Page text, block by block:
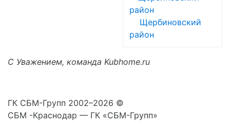
Щербиновский
район
С Уважением, команда Kubhome.ru
ГК СБМ-Групп 2002–2026 ©
СБМ -Краснодар — ГК «СБМ-Групп»